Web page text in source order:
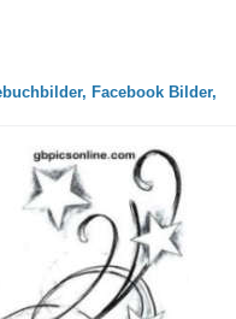
Facebook Bilder,